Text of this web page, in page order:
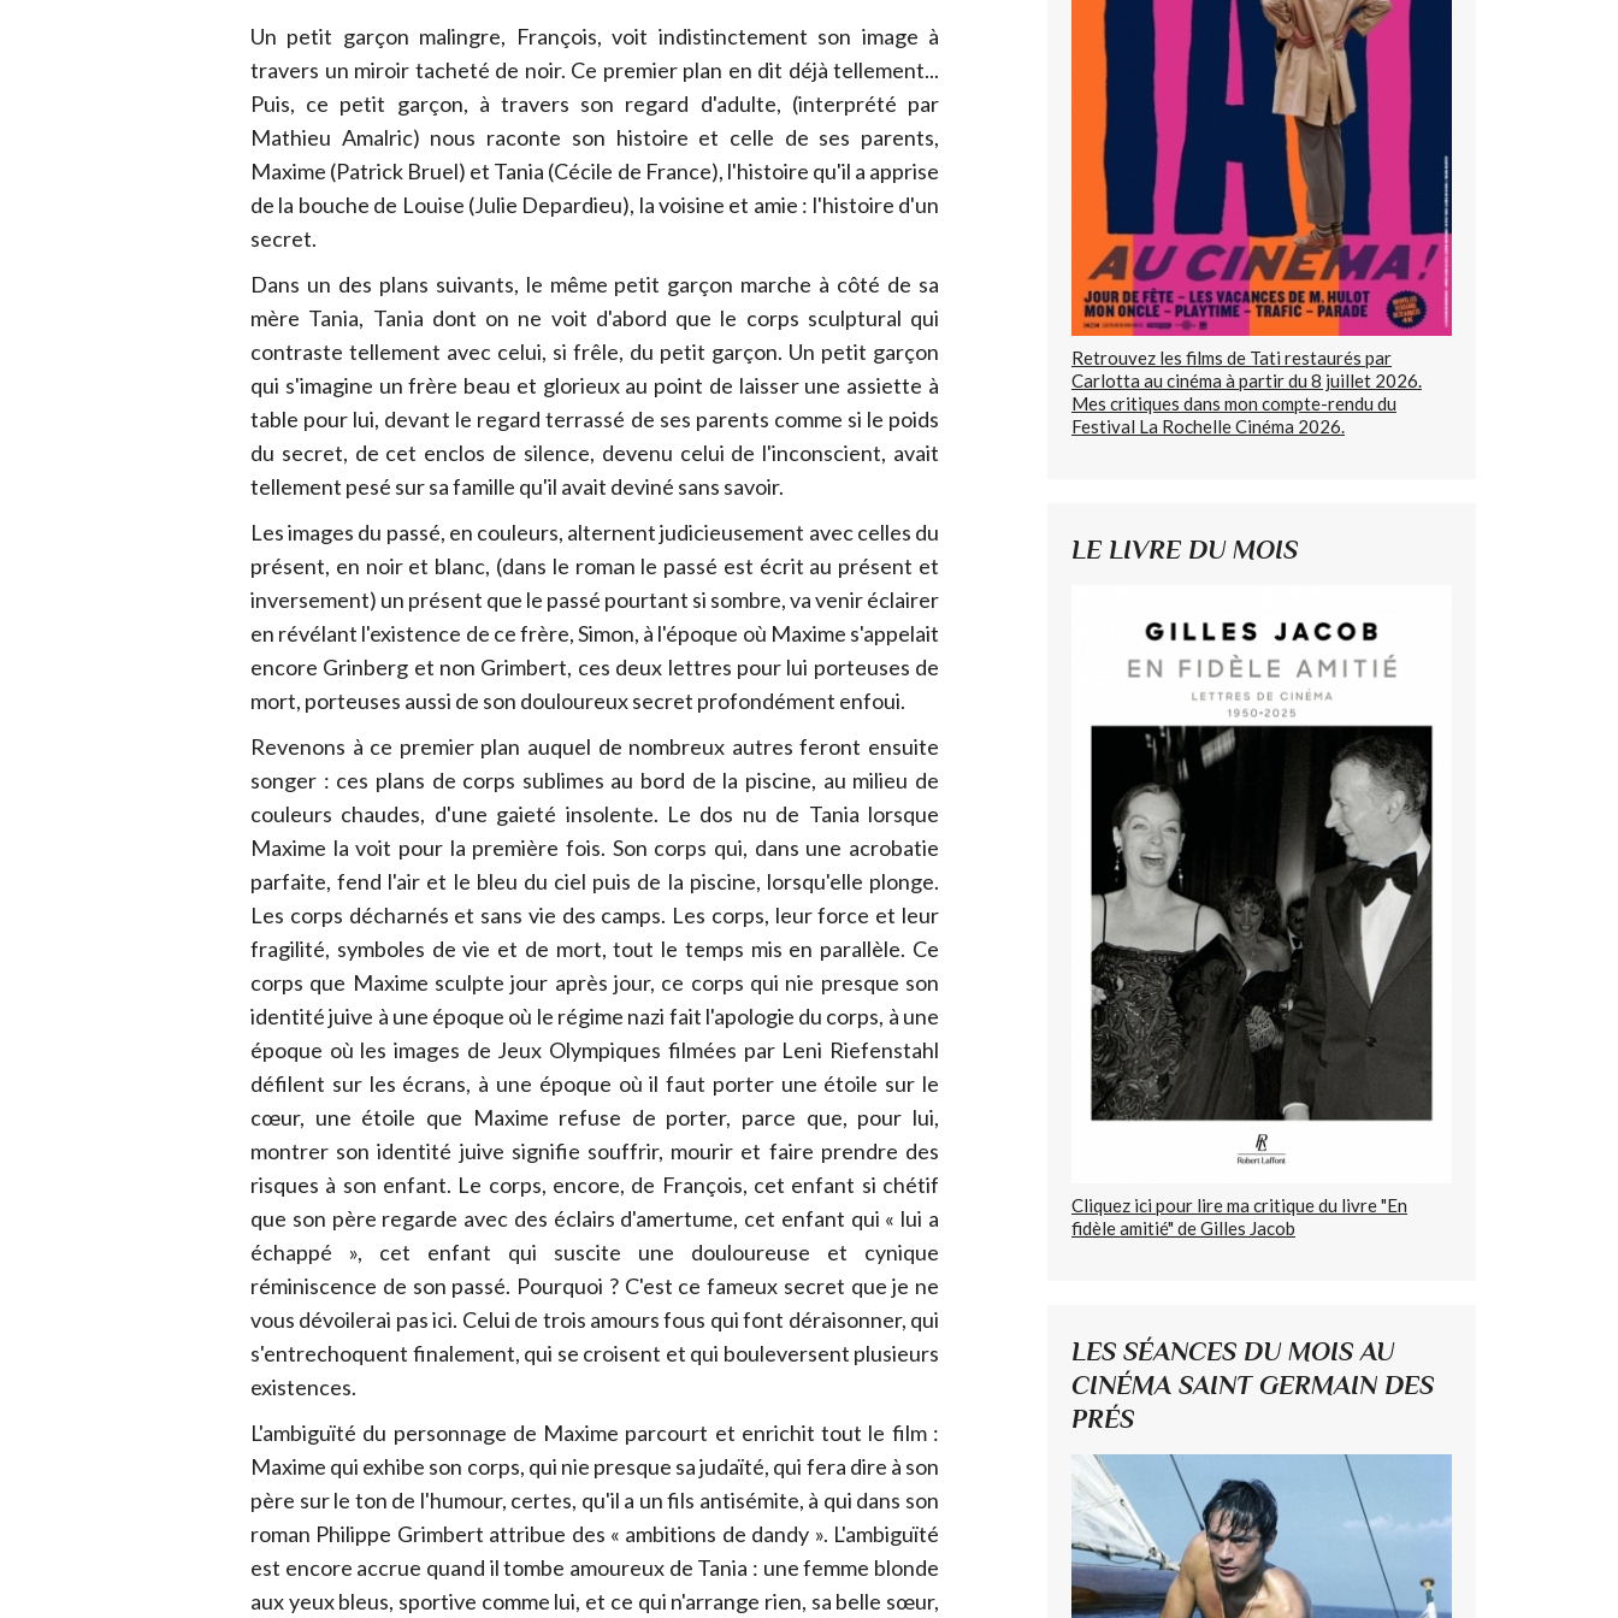
Un petit garçon malingre, François, voit indistinctement son image à
travers un miroir tacheté de noir. Ce premier plan en dit déjà tellement...
Puis, ce petit garçon, à travers son regard d'adulte, (interprété par
Mathieu Amalric) nous raconte son histoire et celle de ses parents,
Maxime (Patrick Bruel) et Tania (Cécile de France), l'histoire qu'il a apprise
de la bouche de Louise (Julie Depardieu), la voisine et amie : l'histoire d'un
secret.
Dans un des plans suivants, le même petit garçon marche à côté de sa
mère Tania, Tania dont on ne voit d'abord que le corps sculptural qui
contraste tellement avec celui, si frêle, du petit garçon. Un petit garçon
qui s'imagine un frère beau et glorieux au point de laisser une assiette à
table pour lui, devant le regard terrassé de ses parents comme si le poids
du secret, de cet enclos de silence, devenu celui de l'inconscient, avait
tellement pesé sur sa famille qu'il avait deviné sans savoir.
Les images du passé, en couleurs, alternent judicieusement avec celles du
présent, en noir et blanc, (dans le roman le passé est écrit au présent et
inversement) un présent que le passé pourtant si sombre, va venir éclairer
en révélant l'existence de ce frère, Simon, à l'époque où Maxime s'appelait
encore Grinberg et non Grimbert, ces deux lettres pour lui porteuses de
mort, porteuses aussi de son douloureux secret profondément enfoui.
Revenons à ce premier plan auquel de nombreux autres feront ensuite
songer : ces plans de corps sublimes au bord de la piscine, au milieu de
couleurs chaudes, d'une gaieté insolente. Le dos nu de Tania lorsque
Maxime la voit pour la première fois. Son corps qui, dans une acrobatie
parfaite, fend l'air et le bleu du ciel puis de la piscine, lorsqu'elle plonge.
Les corps décharnés et sans vie des camps. Les corps, leur force et leur
fragilité, symboles de vie et de mort, tout le temps mis en parallèle. Ce
corps que Maxime sculpte jour après jour, ce corps qui nie presque son
identité juive à une époque où le régime nazi fait l'apologie du corps, à une
époque où les images de Jeux Olympiques filmées par Leni Riefenstahl
défilent sur les écrans, à une époque où il faut porter une étoile sur le
cœur, une étoile que Maxime refuse de porter, parce que, pour lui,
montrer son identité juive signifie souffrir, mourir et faire prendre des
risques à son enfant. Le corps, encore, de François, cet enfant si chétif
que son père regarde avec des éclairs d'amertume, cet enfant qui « lui a
échappé », cet enfant qui suscite une douloureuse et cynique
réminiscence de son passé. Pourquoi ? C'est ce fameux secret que je ne
vous dévoilerai pas ici. Celui de trois amours fous qui font déraisonner, qui
s'entrechoquent finalement, qui se croisent et qui bouleversent plusieurs
existences.
L'ambiguïté du personnage de Maxime parcourt et enrichit tout le film :
Maxime qui exhibe son corps, qui nie presque sa judaïté, qui fera dire à son
père sur le ton de l'humour, certes, qu'il a un fils antisémite, à qui dans son
roman Philippe Grimbert attribue des « ambitions de dandy ». L'ambiguïté
est encore accrue quand il tombe amoureux de Tania : une femme blonde
aux yeux bleus, sportive comme lui, et ce qui n'arrange rien, sa belle sœur,
Retrouvez les films de Tati restaurés par
Carlotta au cinéma à partir du 8 juillet 2026.
Mes critiques dans mon compte-rendu du
Festival La Rochelle Cinéma 2026.
LE LIVRE DU MOIS
Cliquez ici pour lire ma critique du livre "En
fidèle amitié" de Gilles Jacob
LES SÉANCES DU MOIS AU
CINÉMA SAINT GERMAIN DES
PRÉS